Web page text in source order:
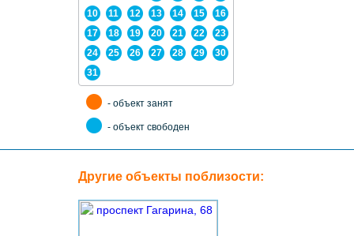
10
11 12 13 14 15
16
17
18 19 20 21 22
23
24
25 26 27 28 29
30
31
- объект занят
- объект свободен
Другие объекты поблизости: